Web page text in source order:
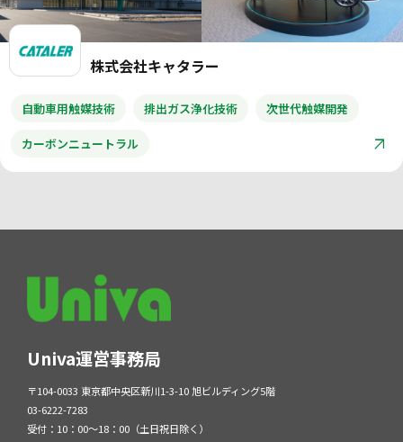
株式会社キャタラー
自動車用触媒技術 排出ガス浄化技術 次世代触媒開発
カーボンニュートラル
Univa運営事務局
〒104-0033 東京都中央区新川1-3-10 旭ビルディング5階
03-6222-7283
受付：10：00～18：00（土日祝日除く）